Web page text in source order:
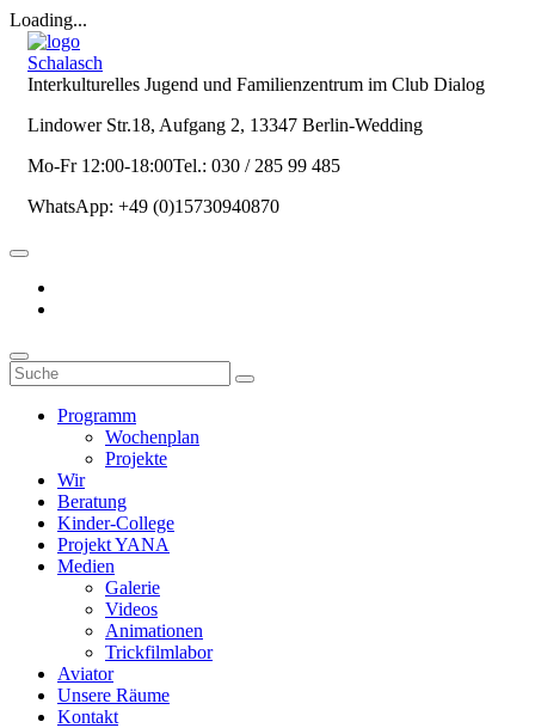
Loading...
Schalasch
Interkulturelles Jugend und Familienzentrum im Club Dialog
Lindower Str.18, Aufgang 2, 13347 Berlin-Wedding
Mo-Fr 12:00-18:00Tel.: 030 / 285 99 485
WhatsApp: +49 (0)15730940870
Programm
Wochenplan
Projekte
Wir
Beratung
Kinder-College
Projekt YANA
Medien
Galerie
Videos
Animationen
Trickfilmlabor
Aviator
Unsere Räume
Kontakt